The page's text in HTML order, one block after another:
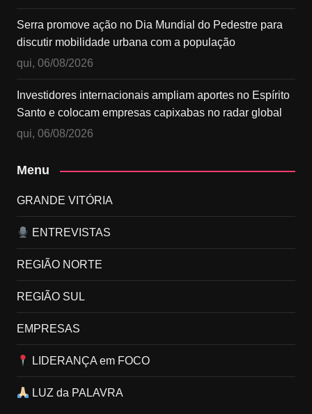
Serra promove ação no Dia Mundial do Pedestre para
discutir mobilidade urbana com a população
qui, 06/08/2026
Investidores internacionais ampliam aportes no Espírito
Santo e colocam empresas capixabas no radar global
qui, 06/08/2026
Menu
GRANDE VITÓRIA
ENTREVISTAS
REGIÃO NORTE
REGIÃO SUL
EMPRESAS
LIDERANÇA em FOCO
LUZ da PALAVRA